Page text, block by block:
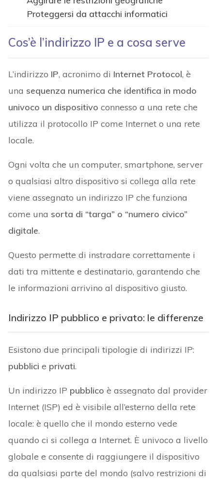
Proteggersi da attacchi informatici
Cos’è l’indirizzo IP e a cosa serve
L’indirizzo IP, acronimo di Internet Protocol, è
una sequenza numerica che identifica in modo
univoco un dispositivo connesso a una rete che
utilizza il protocollo IP come Internet o una rete
locale.
Ogni volta che un computer, smartphone, server
o qualsiasi altro dispositivo si collega alla rete
viene assegnato un indirizzo IP che funziona
come una sorta di “targa” o “numero civico”
digitale.
Questo permette di instradare correttamente i
dati tra mittente e destinatario, garantendo che
le informazioni arrivino al dispositivo giusto.
Indirizzo IP pubblico e privato: le differenze
Esistono due principali tipologie di indirizzi IP:
pubblici e privati.
Un indirizzo IP pubblicoè assegnato dal provider
Internet (ISP) ed è visibile all’esterno della rete
locale: è quello che il mondo esterno vede
quando ci si collega a Internet. È univoco a livello
globale e consente di raggiungere il dispositivo
da qualsiasi parte del mondo (salvo restrizioni di